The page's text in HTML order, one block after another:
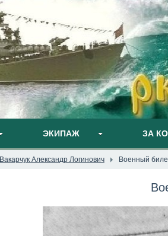
ЭКИПАЖ ЗА
Вакарчук Александр Логинович Военный